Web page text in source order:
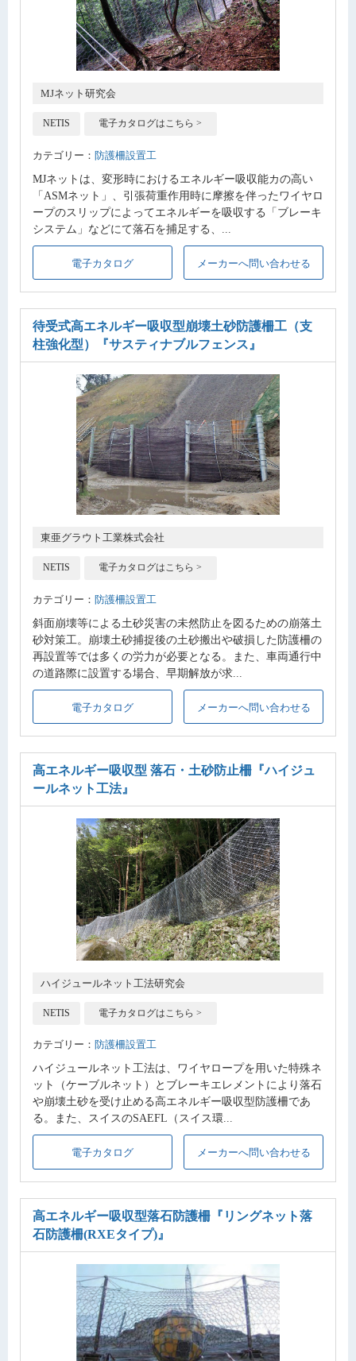
MJネット研究会
NETIS 電子カタログはこちら >
カテゴリー： 防護柵設置工
MJネットは、変形時におけるエネルギー吸収能カの高い
「ASMネット」、引張荷重作用時に摩擦を伴ったワイヤロ
ープのスリップによってエネルギーを吸収する「ブレーキ
システム」などにて落石を捕足する、...
電子カタログ メーカーへ問い合わせる
待受式高エネルギー吸収型崩壊土砂防護柵工（支
柱強化型）
『サスティナブルフェンス』
東亜グラウト工業株式会社
NETIS 電子カタログはこちら >
カテゴリー： 防護柵設置工
斜面崩壊等による土砂災害の未然防止を図るための崩落土
砂対策工。崩壊土砂捕捉後の土砂搬出や破損した防護柵の
再設置等では多くの労力が必要となる。また、車両通行中
の道路際に設置する場合、早期解放が求...
電子カタログ メーカーへ問い合わせる
高エネルギー吸収型 落石・土砂防止柵 『ハイジュ
ールネット工法』
ハイジュールネット工法研究会
NETIS 電子カタログはこちら >
カテゴリー： 防護柵設置工
ハイジュールネット工法は、ワイヤロープを用いた特殊ネ
ット（ケーブルネット）とブレーキエレメントにより落石
や崩壊土砂を受け止める高エネルギー吸収型防護柵であ
る。また、スイスのSAEFL（スイス環...
電子カタログ メーカーへ問い合わせる
高エネルギー吸収型落石防護柵 『リングネット落
石防護柵(RXEタイプ)』